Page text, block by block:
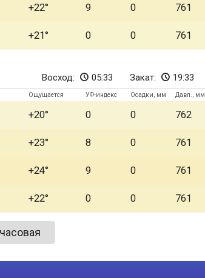
+22 9 0 761
+21 0 0 761
Восход: 05:33 Закат: 19:33
Ощущается УФ-индекс Осадки, мм Давл., мм
+20 0 0 762
+23 8 0 761
+24 9 0 761
+22 0 0 761